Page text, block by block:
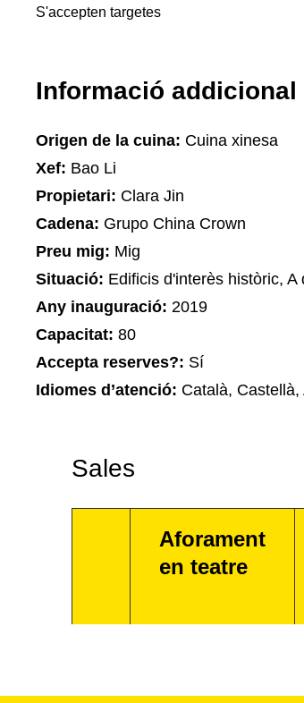
S'accepten targetes
Informació addicional
Origen de la cuina: Cuina xinesa
Xef: Bao Li
Propietari: Clara Jin
Cadena: Grupo China Crown
Preu mig: Mig
Situació: Edificis d'interès històric,
Any inauguració: 2019
Capacitat: 80
Accepta reserves?: Sí
Idiomes d’atenció: Català, Castellà,
Sales
Aforament
en teatre